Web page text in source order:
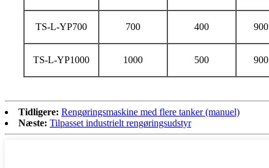
TS-L-YP700 700 400 900
TS-L-YP1000 1000 500 900
Tidligere: Rengøringsmaskine med flere tanker (manuel)
Næste: Tilpasset industrielt rengøringsudstyr